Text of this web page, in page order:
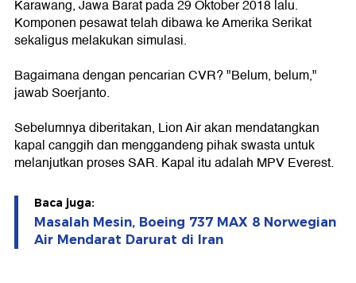
Karawang, Jawa Barat pada 29 Oktober 2018 lalu.
Komponen pesawat telah dibawa ke Amerika Serikat
sekaligus melakukan simulasi.
Bagaimana dengan pencarian CVR? "Belum, belum,"
jawab Soerjanto.
Sebelumnya diberitakan, Lion Air akan mendatangkan
kapal canggih dan menggandeng pihak swasta untuk
melanjutkan proses SAR. Kapal itu adalah MPV Everest.
Baca juga:
Masalah Mesin, Boeing 737 MAX 8 Norwegian
Air Mendarat Darurat di Iran